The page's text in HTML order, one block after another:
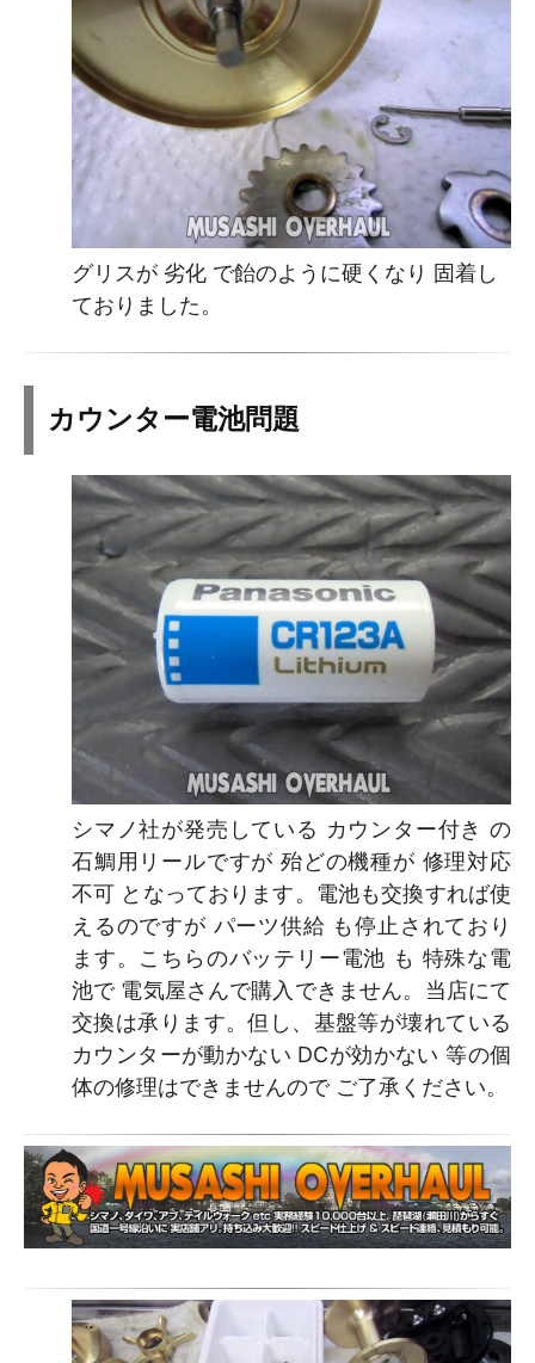
グリスが 劣化 で飴のように硬くなり 固着し
ておりました。
カウンター電池問題
シマノ社が発売している カウンター付き の
石鯛用リールですが 殆どの機種が 修理対応
不可 となっております。電池も交換すれば使
えるのですが パーツ供給 も停止されており
ます。こちらのバッテリー電池 も 特殊な電
池で 電気屋さんで購入できません。当店にて
交換は承ります。但し、基盤等が壊れている
カウンターが動かない DCが効かない 等の個
体の修理はできませんので ご了承ください。